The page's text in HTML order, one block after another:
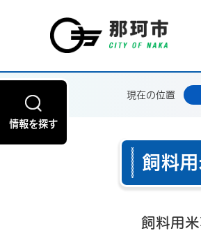
情報を探す
現在の位置
飼料
飼料用米